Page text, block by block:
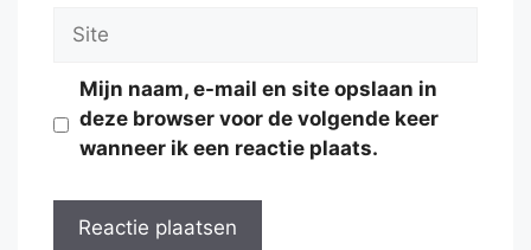
Site
Mijn naam, e-mail en site opslaan in
deze browser voor de volgende keer
wanneer ik een reactie plaats.